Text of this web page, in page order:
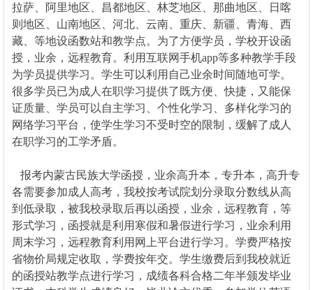
拉萨、阿里地区、昌都地区、林芝地区、那曲地区、日喀
则地区、山南地区、河北、云南、重庆、新疆、青海、西
藏、等地设函数站和教学点。为了方便学员，学校开设函
授，业余，远程教育。利用互联网手机app等多种教学手段
为学员提供学习。学生可以利用自己业余时间随地可学。
很多学员已为成人在职学习提供了既方便、快捷，又能保
证质量、学员可以自主学习、个性化学习、多样化学习的
网络学习平台，使学生学习不受时空的限制，缓解了成人
在职学习的工学矛盾。
报考内蒙古民族大学函授，业余高升本，专升本，高升专
各需要参加成人高考，我校按考试院划分录取分数线从高
到低录取，被我校录取后再以函授，业余，远程教育，等
形式学习，函授就是利用寒假和暑假进行学习，业余利用
周末学习，远程教育利用网上平台进行学习。学费严格按
省物价局规定收取，学费按年交。学生缴费后到我校就近
的函授站教学点进行学习，成绩各科合格二年半颁发毕业